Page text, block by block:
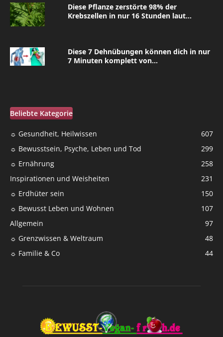
Diese Pflanze zerstörte 98% der
Krebszellen in nur 16 Stunden laut...
Diese 7 Dehnübungen können dich in nur
7 Minuten komplett von...
Beliebte Kategorie
☼ Gesundheit, Heilwissen
607
☼ Bewusstsein, Psyche, Leben und Tod
299
☼ Ernährung
258
Inspirationen und Weisheiten
231
☼ Erdhüter sein
150
☼ Bewusst Leben und Wohnen
107
Allgemein
97
☼ Grenzwissen & Weltraum
48
☼ Familie & Co
44